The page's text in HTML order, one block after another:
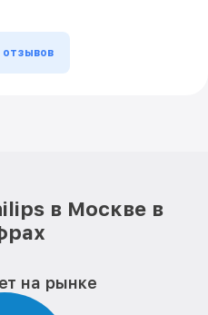
отзывов
в Москве в
на рынке